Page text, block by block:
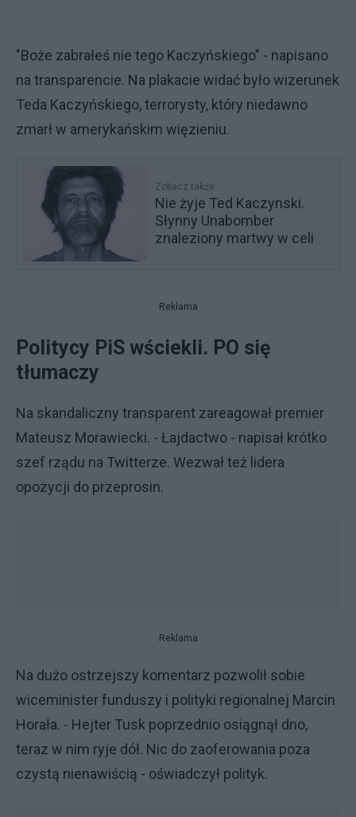
"Boże zabrałeś nie tego Kaczyńskiego" - napisano
na transparencie. Na plakacie widać było wizerunek
Teda Kaczyńskiego, terrorysty, który niedawno
zmarł w amerykańskim więzieniu.
Zobacz także
Nie żyje Ted Kaczynski.
Słynny Unabomber
znaleziony martwy w celi
Reklama
Politycy PiS wściekli. PO się
tłumaczy
Na skandaliczny transparent zareagował premier
Mateusz Morawiecki. - Łajdactwo - napisał krótko
szef rządu na Twitterze. Wezwał też lidera
opozycji do przeprosin.
Reklama
Na dużo ostrzejszy komentarz pozwolił sobie
wiceminister funduszy i polityki regionalnej Marcin
Horała. - Hejter Tusk poprzednio osiągnął dno,
teraz w nim ryje dół. Nic do zaoferowania poza
czystą nienawiścią - oświadczył polityk.